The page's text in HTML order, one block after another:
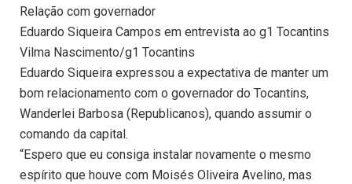
Relação com governador
Eduardo Siqueira Campos em entrevista ao g1 Tocantins
Vilma Nascimento/g1 Tocantins
Eduardo Siqueira expressou a expectativa de manter um
bom relacionamento com o governador do Tocantins,
Wanderlei Barbosa (Republicanos), quando assumir o
comando da capital.
“Espero que eu consiga instalar novamente o mesmo
espírito que houve com Moisés Oliveira Avelino, mas